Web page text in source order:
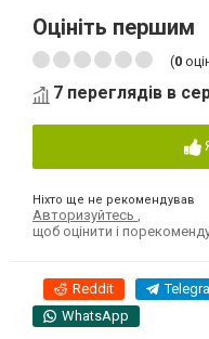
Оцініть першим
(0
7 переглядів в
Ніхто ще не рекомендував
Авторизуйтесь
щоб оцінити і
Reddit
WhatsApp